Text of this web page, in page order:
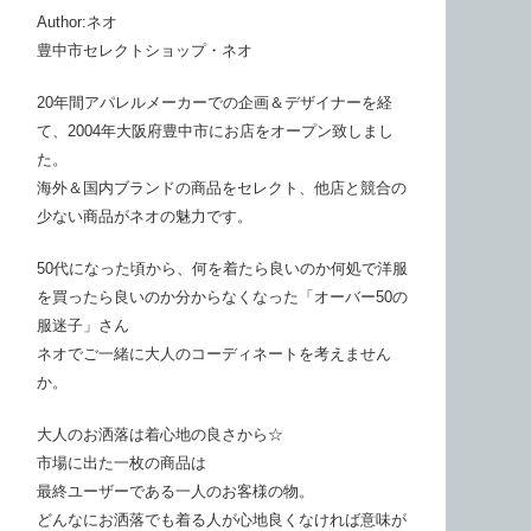
Author:ネオ
豊中市セレクトショップ・ネオ
20年間アパレルメーカーでの企画＆デザイナーを経
て、2004年大阪府豊中市にお店をオープン致しまし
た。
海外＆国内ブランドの商品をセレクト、他店と競合の
少ない商品がネオの魅力です。
50代になった頃から、何を着たら良いのか何処で洋服
を買ったら良いのか分からなくなった「オーバー50の
服迷子」さん
ネオでご一緒に大人のコーディネートを考えません
か。
大人のお洒落は着心地の良さから☆
市場に出た一枚の商品は
最終ユーザーである一人のお客様の物。
どんなにお洒落でも着る人が心地良くなければ意味が